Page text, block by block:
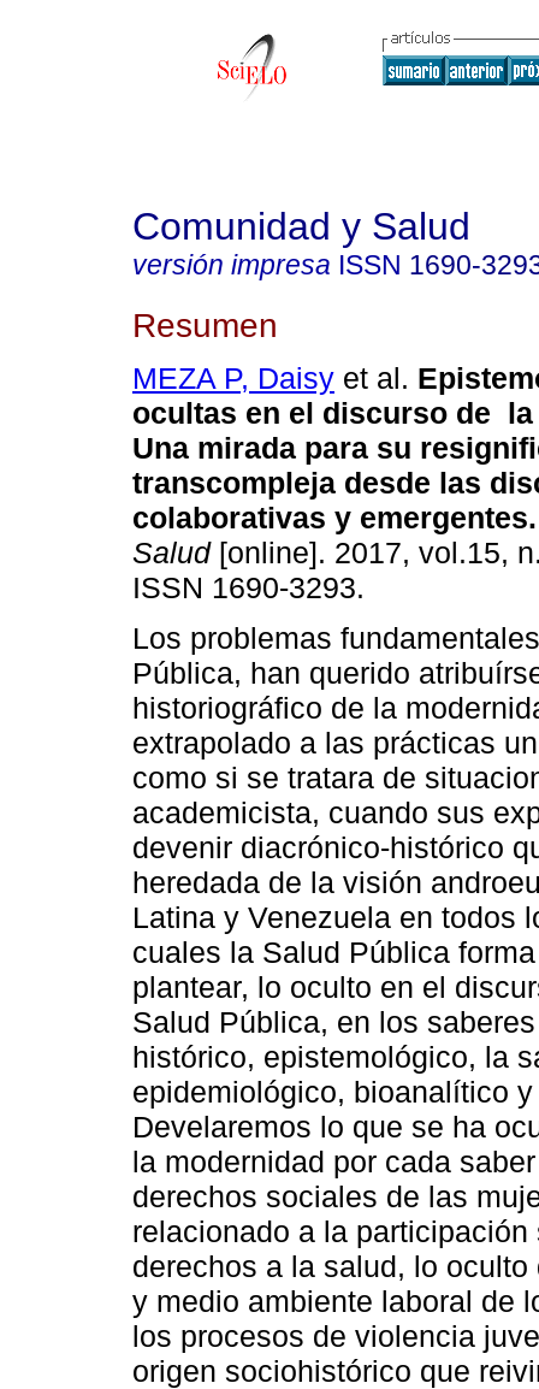
Comunidad y Salud
versión impresa ISSN 1690-
Resumen
MEZA P, Daisy et al.
ocultas en el discurso de
Una mirada para su
transcompleja desde las
colaborativas y emergentes.
Salud[online]. 2017, vol.15,
ISSN 1690-3293.
Los problemas
Pública, han querido
historiográfico de la
extrapolado a las prácticas
como si se tratara de
academicista, cuando sus
devenir diacrónico-histórico
heredada de la visión
Latina y Venezuela en todos
cuales la Salud Pública
plantear, lo oculto en el
Salud Pública, en los
histórico, epistemológico, la
epidemiológico, bioanalítico
Develaremos lo que se ha
la modernidad por cada
derechos sociales de las
relacionado a la
derechos a la salud, lo
y medio ambiente laboral de
los procesos de violencia
origen sociohistórico que